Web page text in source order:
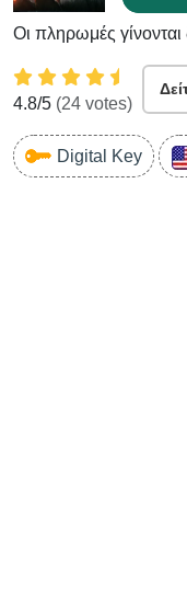
Οι πληρωμές
4.8/5 (24 votes)
Digital Key